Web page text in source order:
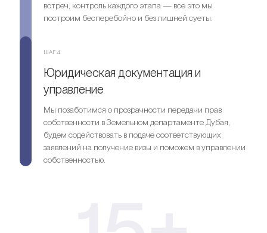
встреч, контроль каждого этапа — все это мы
построим бесперебойно и без лишней суеты.
ШАГ 4.
Юридическая документация и
управление
Мы позаботимся о прозрачности передачи прав
собственности в Земельном департаменте Дубая,
будем содействовать в подаче соответствующих
заявлений на получение визы и поможем в управлении
собственностью.